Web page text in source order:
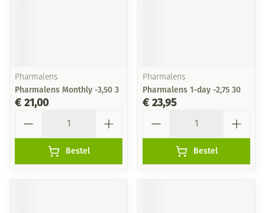
Pharmalens
Pharmalens Monthly -3,50 3
€ 21,00
Bestel
Pharmalens
Pharmalens 1-day -2,75 30
€ 23,95
Bestel